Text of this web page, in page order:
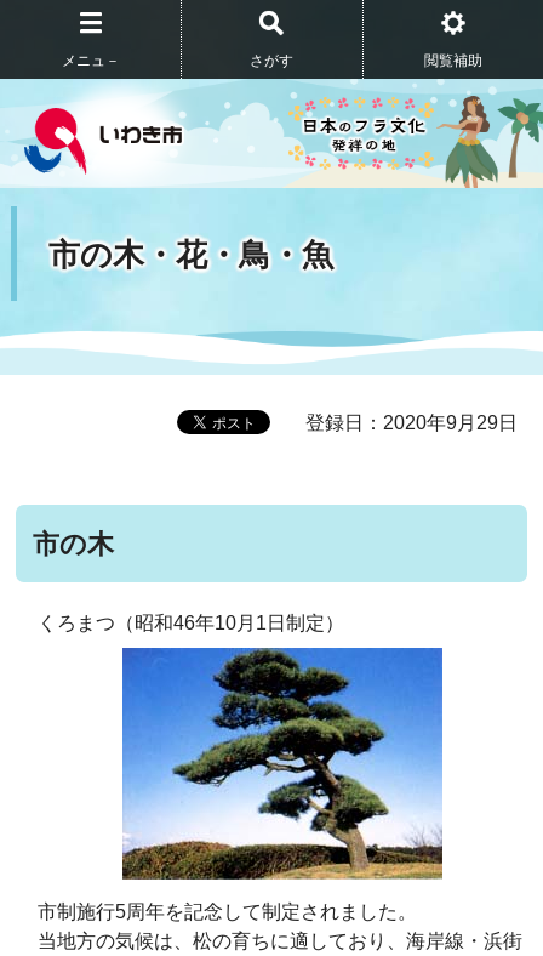
メニュ－ さがす 閲覧補助
市の木・花・鳥・魚
登録日：2020年9月29日
市の木
くろまつ（昭和46年10月1日制定）
市制施行5周年を記念して制定されました。
当地方の気候は、松の育ちに適しており、海岸線・浜街